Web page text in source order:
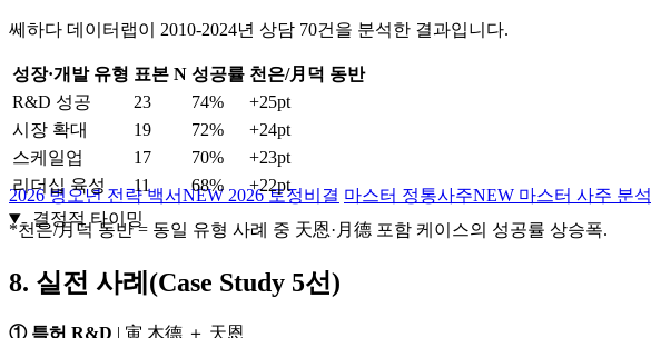
2026 병오년 전략 백서NEW 2026 토정비결 마스터 정통사주NEW 마스터 사주 분석
결정적 타이밍
쎄하다 데이터랩이 2010‑2024년 상담 70건을 분석한 결과입니다.
성장·개발 유형 표본 N 성공률 천은/月덕 동반
R&D 성공
23 74%
+25pt
시장 확대
19 72%
+24pt
스케일업
17 70%
+23pt
리더십 육성
11 68% +22pt
*천은/月덕 동반 = 동일 유형 사례 중 天恩·月德 포함 케이스의 성공률 상승폭.
8. 실전 사례(Case Study 5선)
① 특허 R&D | 寅 木德 ＋ 天恩